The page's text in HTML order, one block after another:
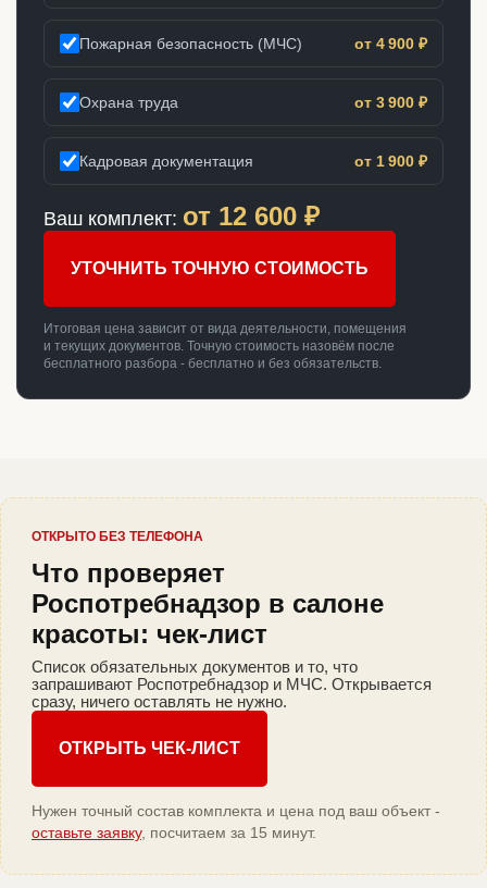
Пожарная безопасность (МЧС) от 4 900 ₽
Охрана труда от 3 900 ₽
Кадровая документация от 1 900 ₽
Ваш комплект: от 12 600 ₽
УТОЧНИТЬ ТОЧНУЮ СТОИМОСТЬ
Итоговая цена зависит от вида деятельности, помещения
и текущих документов. Точную стоимость назовём после
бесплатного разбора - бесплатно и без обязательств.
ОТКРЫТО БЕЗ ТЕЛЕФОНА
Что проверяет
Роспотребнадзор в салоне
красоты: чек-лист
Список обязательных документов и то, что
запрашивают Роспотребнадзор и МЧС. Открывается
сразу, ничего оставлять не нужно.
ОТКРЫТЬ ЧЕК-ЛИСТ
Нужен точный состав комплекта и цена под ваш объект -
оставьте заявку, посчитаем за 15 минут.